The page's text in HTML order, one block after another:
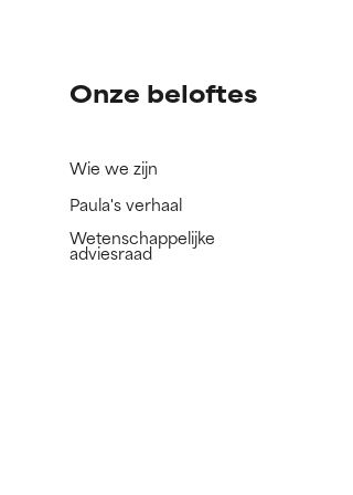
Onze beloftes
Wie we zijn
Paula's verhaal
Wetenschappelijke
adviesraad